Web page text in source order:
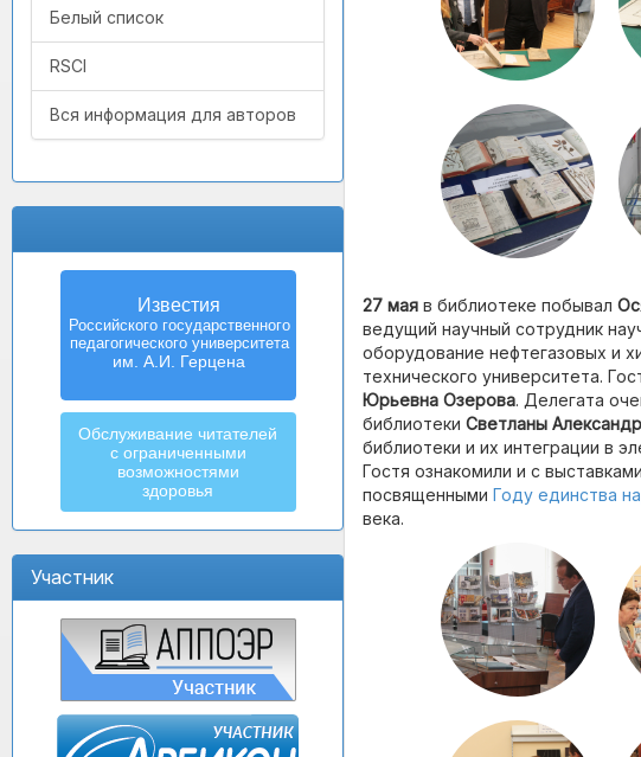
Белый список
RSCI
Вся информация для авторов
Известия
Российского государственного
педагогического университета
им. А.И. Герцена
Обслуживание читателей
с ограниченными
возможностями
здоровья
Участник
27 мая в библиотеке побывал
ведущий научный сотрудник
оборудование нефтегазовых и
технического университета.
Юрьевна Озерова. Делегата
библиотеки Светланы
библиотеки и их интеграции в
Гостя ознакомили и с
посвященными Году единства
века.